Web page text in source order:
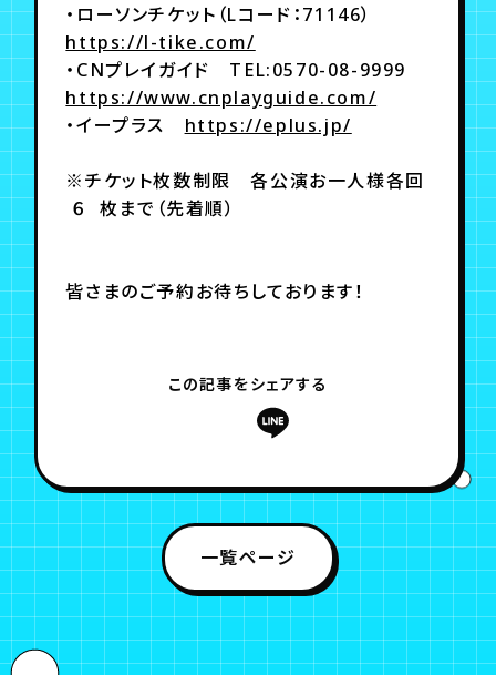
・ローソンチケット（Lコード：71146）
https://l-tike.com/
・CNプレイガイド TEL:0570-08-9999
https://www.cnplayguide.com/
・イープラス https://eplus.jp/
※チケット枚数制限 各公演お一人様各回
６ 枚まで（先着順）
皆さまのご予約お待ちしております！
この記事をシェアする
一覧ページ